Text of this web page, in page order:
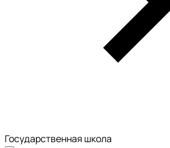
Государственная школа